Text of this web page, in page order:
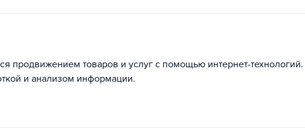
продвижением товаров и услуг с помощью интернет-
и анализом информации.